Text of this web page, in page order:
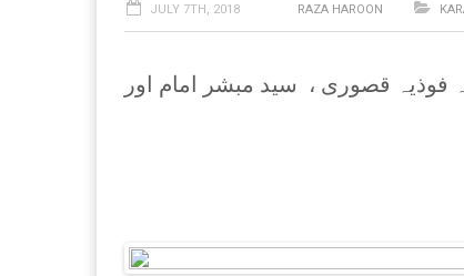
JULY 7TH, 2018 RAZA HAROON
فوذیہ قصوری ، سید مبشر امام اور